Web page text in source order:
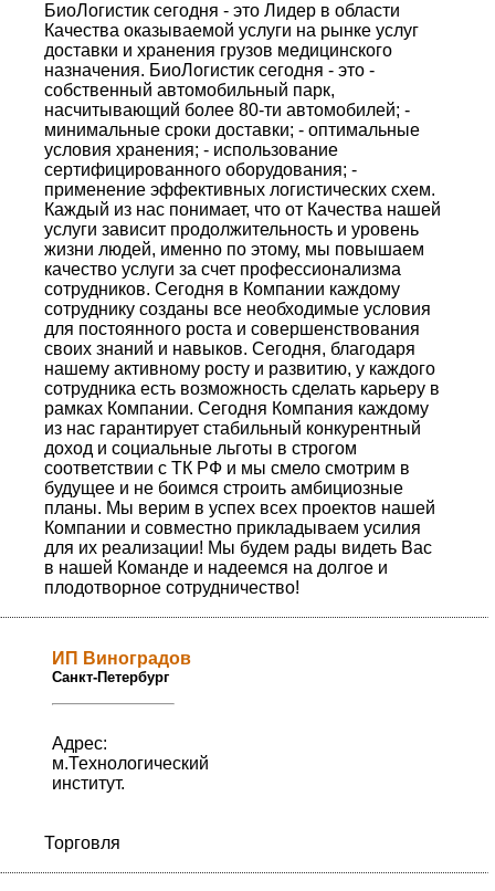
БиоЛогистик сегодня - это Лидер в области
Качества оказываемой услуги на рынке услуг
доставки и хранения грузов медицинского
назначения. БиоЛогистик сегодня - это -
собственный автомобильный парк,
насчитывающий более 80-ти автомобилей; -
минимальные сроки доставки; - оптимальные
условия хранения; - использование
сертифицированного оборудования; -
применение эффективных логистических схем.
Каждый из нас понимает, что от Качества нашей
услуги зависит продолжительность и уровень
жизни людей, именно по этому, мы повышаем
качество услуги за счет профессионализма
сотрудников. Сегодня в Компании каждому
сотруднику созданы все необходимые условия
для постоянного роста и совершенствования
своих знаний и навыков. Сегодня, благодаря
нашему активному росту и развитию, у каждого
сотрудника есть возможность сделать карьеру в
рамках Компании. Сегодня Компания каждому
из нас гарантирует стабильный конкурентный
доход и социальные льготы в строгом
соответствии с ТК РФ и мы смело смотрим в
будущее и не боимся строить амбициозные
планы. Мы верим в успех всех проектов нашей
Компании и совместно прикладываем усилия
для их реализации! Мы будем рады видеть Вас
в нашей Команде и надеемся на долгое и
плодотворное сотрудничество!
ИП Виноградов
Санкт-Петербург
Адрес:
м.Технологический
институт.
Торговля